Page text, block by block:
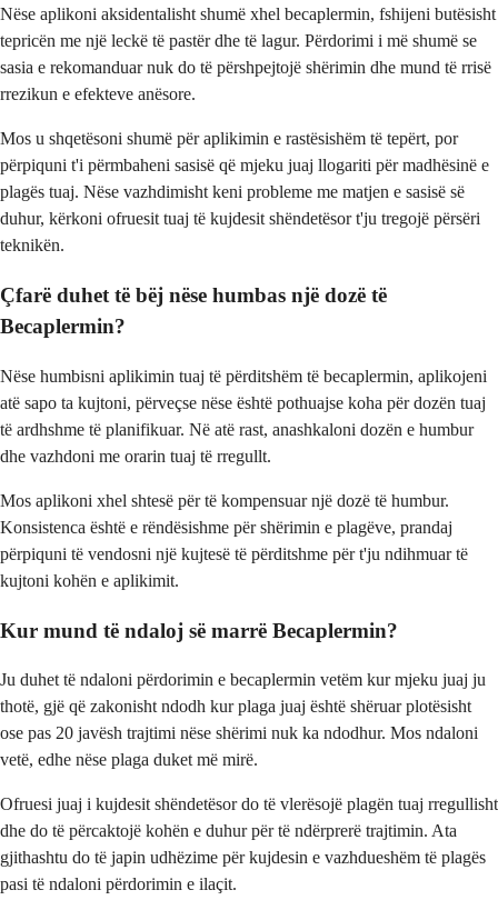
Nëse aplikoni aksidentalisht shumë xhel becaplermin, fshijeni butësisht
tepricën me një leckë të pastër dhe të lagur. Përdorimi i më shumë se
sasia e rekomanduar nuk do të përshpejtojë shërimin dhe mund të rrisë
rrezikun e efekteve anësore.
Mos u shqetësoni shumë për aplikimin e rastësishëm të tepërt, por
përpiquni t'i përmbaheni sasisë që mjeku juaj llogariti për madhësinë e
plagës tuaj. Nëse vazhdimisht keni probleme me matjen e sasisë së
duhur, kërkoni ofruesit tuaj të kujdesit shëndetësor t'ju tregojë përsëri
teknikën.
Çfarë duhet të bëj nëse humbas një dozë të
Becaplermin?
Nëse humbisni aplikimin tuaj të përditshëm të becaplermin, aplikojeni
atë sapo ta kujtoni, përveçse nëse është pothuajse koha për dozën tuaj
të ardhshme të planifikuar. Në atë rast, anashkaloni dozën e humbur
dhe vazhdoni me orarin tuaj të rregullt.
Mos aplikoni xhel shtesë për të kompensuar një dozë të humbur.
Konsistenca është e rëndësishme për shërimin e plagëve, prandaj
përpiquni të vendosni një kujtesë të përditshme për t'ju ndihmuar të
kujtoni kohën e aplikimit.
Kur mund të ndaloj së marrë Becaplermin?
Ju duhet të ndaloni përdorimin e becaplermin vetëm kur mjeku juaj ju
thotë, gjë që zakonisht ndodh kur plaga juaj është shëruar plotësisht
ose pas 20 javësh trajtimi nëse shërimi nuk ka ndodhur. Mos ndaloni
vetë, edhe nëse plaga duket më mirë.
Ofruesi juaj i kujdesit shëndetësor do të vlerësojë plagën tuaj rregullisht
dhe do të përcaktojë kohën e duhur për të ndërprerë trajtimin. Ata
gjithashtu do të japin udhëzime për kujdesin e vazhdueshëm të plagës
pasi të ndaloni përdorimin e ilaçit.